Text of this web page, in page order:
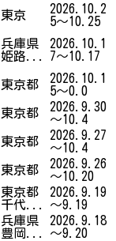
東京
2026.10.2
5～10.25
兵庫県
姫路...
2026.10.1
7～10.17
東京都
2026.10.1
5～0.0
東京都
2026.9.30
～10.4
東京都
2026.9.27
～10.4
東京都
2026.9.26
～10.20
東京都
千代...
2026.9.19
～9.19
兵庫県
豊岡...
2026.9.18
～9.20